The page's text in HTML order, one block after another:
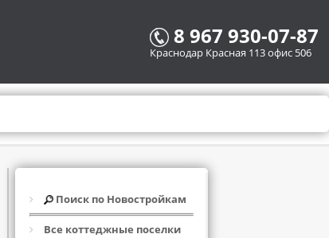
8 967 930-07-87
Краснодар Красная 113 офис 506
Поиск по Новостройкам
Все коттеджные поселки